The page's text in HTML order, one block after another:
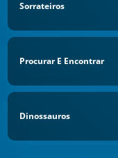
Sorrateiros
Procurar E Encontrar
Dinossauros